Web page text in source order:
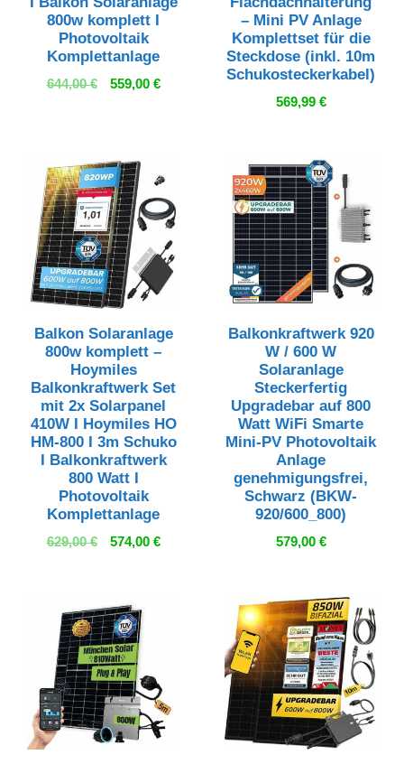
800w komplett I
Photovoltaik
Komplettanlage
644,00€
Ursprünglicher
559,00 €Aktueller
– Mini PV Anlage
Komplettset für die
Steckdose (inkl. 10m
Schukosteckerkabel)
569,99 €
Balkon Solaranlage
800w komplett –
Hoymiles
Balkonkraftwerk Set
mit 2x Solarpanel
410W I Hoymiles HO
HM-800 I 3m Schuko
I Balkonkraftwerk
800 Watt I
Photovoltaik
Komplettanlage
629,00€
Ursprünglicher
574,00 €Aktueller
Balkonkraftwerk 920
W / 600 W
Solaranlage
Steckerfertig
Upgradebar auf 800
Watt WiFi Smarte
Mini-PV Photovoltaik
Anlage
genehmigungsfrei,
Schwarz (BKW-
920/600_800)
579,00 €